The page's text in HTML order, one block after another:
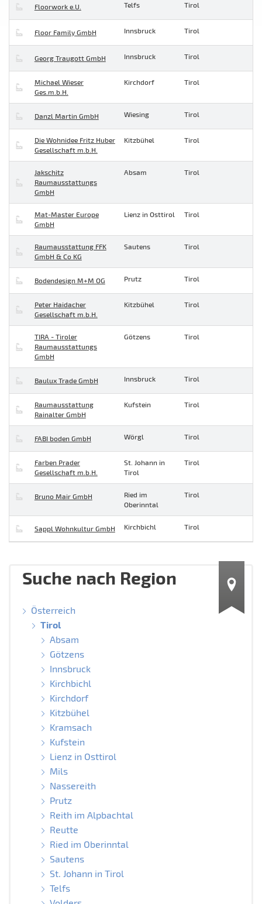
Floorwork e.U. Telfs Tirol
Floor Family GmbH Innsbruck Tirol
Georg Traugott GmbH Innsbruck Tirol
Michael Wieser
Ges.m.b.H.
Kirchdorf Tirol
Danzl Martin GmbH Wiesing Tirol
Die Wohnidee Fritz Huber
Gesellschaft m.b.H.
Kitzbühel Tirol
Jakschitz
Raumausstattungs
GmbH
Absam Tirol
Mat-Master Europe
GmbH
Lienz in Osttirol Tirol
Raumausstattung FFK
GmbH & Co KG
Sautens Tirol
Bodendesign M+M OG Prutz Tirol
Peter Haidacher
Gesellschaft m.b.H.
Kitzbühel Tirol
TIRA - Tiroler
Raumausstattungs
GmbH
Götzens Tirol
Baulux Trade GmbH Innsbruck Tirol
Raumausstattung
Rainalter GmbH
Kufstein Tirol
FABI boden GmbH Wörgl Tirol
Farben Prader
Gesellschaft m.b.H.
St. Johann in
Tirol
Tirol
Bruno Mair GmbH
Ried im
Oberinntal
Tirol
Sappl Wohnkultur GmbH Kirchbichl Tirol
Suche nach Region
Österreich
Tirol
Absam
Götzens
Innsbruck
Kirchbichl
Kirchdorf
Kitzbühel
Kramsach
Kufstein
Lienz in Osttirol
Mils
Nassereith
Prutz
Reith im Alpbachtal
Reutte
Ried im Oberinntal
Sautens
St. Johann in Tirol
Telfs